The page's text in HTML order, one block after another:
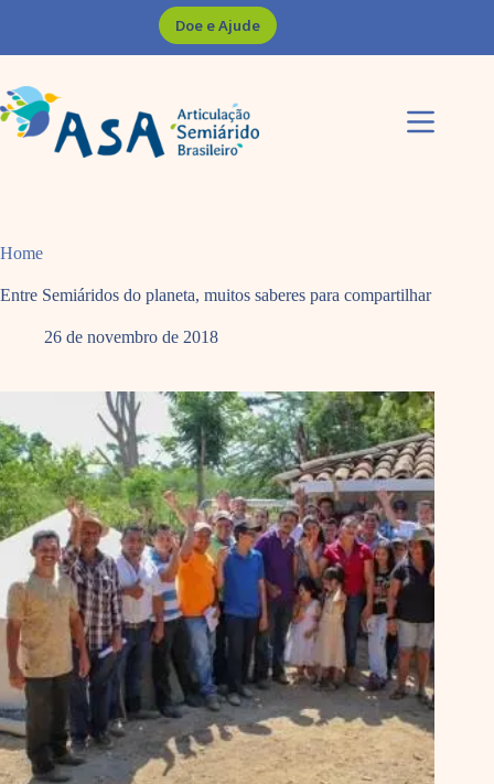
Doe e Ajude
Home
Entre Semiáridos do planeta, muitos saberes para compartilhar
26 de novembro de 2018